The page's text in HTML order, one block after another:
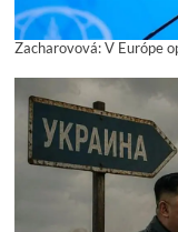
Zacharovová: V Európe